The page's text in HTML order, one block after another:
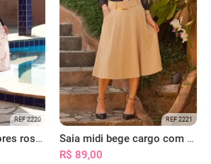
REF 2220
Saia midi branca flores rosas com bolsos
REF 2221
Saia midi bege cargo com bolsos
R$ 89,00